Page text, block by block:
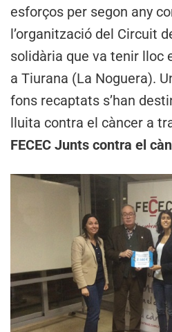
esforços per segon any
l’organització del Circuit
solidària que va tenir lloc
a Tiurana (La Noguera).
fons recaptats s’han
lluita contra el càncer a
FECEC Junts contra el